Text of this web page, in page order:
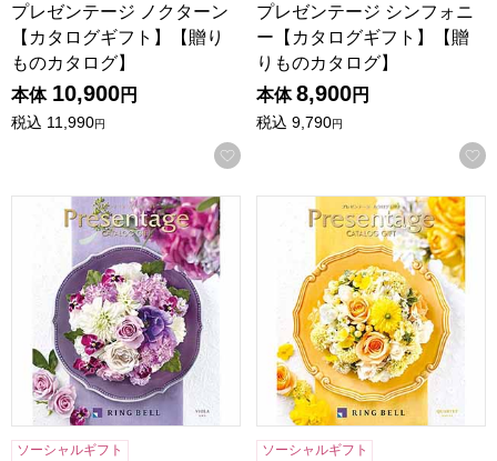
プレゼンテージ ノクターン
【カタログギフト】【贈り
ものカタログ】
本体 10,900円
税込 11,990円
お気に入りに登録する
プレゼンテージ シンフォニ
ー【カタログギフト】【贈
りものカタログ】
本体 8,900円
税込 9,790円
プレゼンテージ ビオラ【カタログギフト】【贈りものカタ
ソーシャルギフト
プレゼンテージ カルテット
ソーシャルギフト